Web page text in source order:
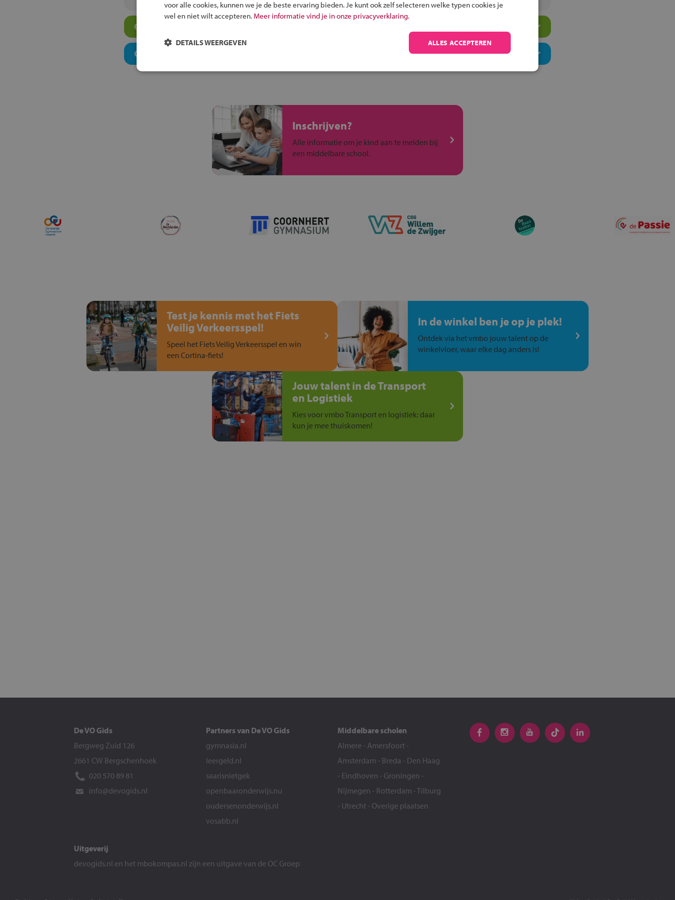
Overige scholen in jouw regio
Onderwijsconcepten en -niveaus
Inschrijven?
Alle informatie om je kind aan te melden bij
een middelbare school.
Test je kennis met het Fiets
Veilig Verkeersspel!
Speel het Fiets Veilig Verkeersspel en win
een Cortina-fiets!
In de winkel ben je op je plek!
Ontdek via het vmbo jouw talent op de
winkelvloer, waar elke dag anders is!
Jouw talent in de Transport
en Logistiek
Kies voor vmbo Transport en logistiek: daar
kun je mee thuiskomen!
De VO Gids
Bergweg Zuid 126
2661 CW Bergschenhoek
020 570 89 81
info@devogids.nl
Partners van De VO Gids
gymnasia.nl
leergeld.nl
saarisnietgek
openbaaronderwijs.nu
oudersenonderwijs.nl
vosabb.nl
Middelbare scholen
Almere - Amersfoort -
Amsterdam - Breda - Den Haag
- Eindhoven - Groningen -
Nijmegen - Rotterdam -Tilburg
- Utrecht - Overige plaatsen
Uitgeverij
devogids.nl en het mbokompas.nl zijn een uitgave van de OC Groep
voor alle cookies, kunnen we je de beste ervaring bieden. Je kunt ook zelf selecteren welke typen cookies je
wel en niet wilt accepteren. Meer informatie vind je in onze privacyverklaring.
ALLES ACCEPTEREN
DETAILS WEERGEVEN